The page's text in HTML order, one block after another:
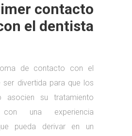
contacto
el dentista
de contacto con el
ser divertida para que los
asocien su tratamiento
con una experiencia
pueda derivar en un